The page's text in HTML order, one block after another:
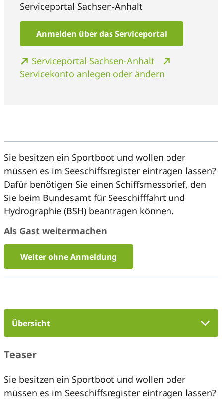
Serviceportal Sachsen-Anhalt
Anmelden über das Serviceportal
Serviceportal Sachsen-Anhalt
Servicekonto anlegen oder ändern
Sie besitzen ein Sportboot und wollen oder
müssen es im Seeschiffsregister eintragen lassen?
Dafür benötigen Sie einen Schiffsmessbrief, den
Sie beim Bundesamt für Seeschifffahrt und
Hydrographie (BSH) beantragen können.
Als Gast weitermachen
Weiter ohne Anmeldung
Übersicht
Teaser
Sie besitzen ein Sportboot und wollen oder
müssen es im Seeschiffsregister eintragen lassen?